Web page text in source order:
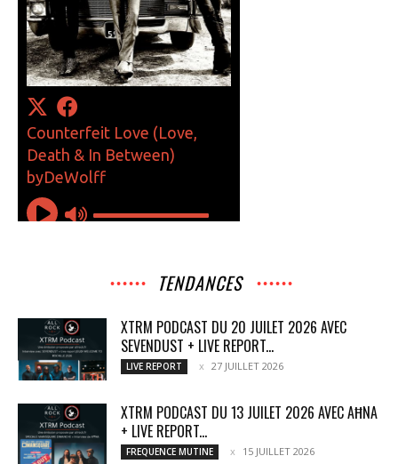
TENDANCES
XTRM PODCAST DU 20 JUILET 2026 AVEC
SEVENDUST + LIVE REPORT...
LIVE REPORT 27 JUILLET 2026
XTRM PODCAST DU 13 JUILET 2026 AVEC AĦNA
+ LIVE REPORT...
FREQUENCE MUTINE 15 JUILLET 2026